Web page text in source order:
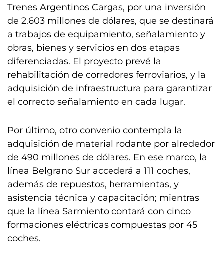
Trenes Argentinos Cargas, por una inversión
de 2.603 millones de dólares, que se destinará
a trabajos de equipamiento, señalamiento y
obras, bienes y servicios en dos etapas
diferenciadas. El proyecto prevé la
rehabilitación de corredores ferroviarios, y la
adquisición de infraestructura para garantizar
el correcto señalamiento en cada lugar.
Por último, otro convenio contempla la
adquisición de material rodante por alrededor
de 490 millones de dólares. En ese marco, la
línea Belgrano Sur accederá a 111 coches,
además de repuestos, herramientas, y
asistencia técnica y capacitación; mientras
que la línea Sarmiento contará con cinco
formaciones eléctricas compuestas por 45
coches.